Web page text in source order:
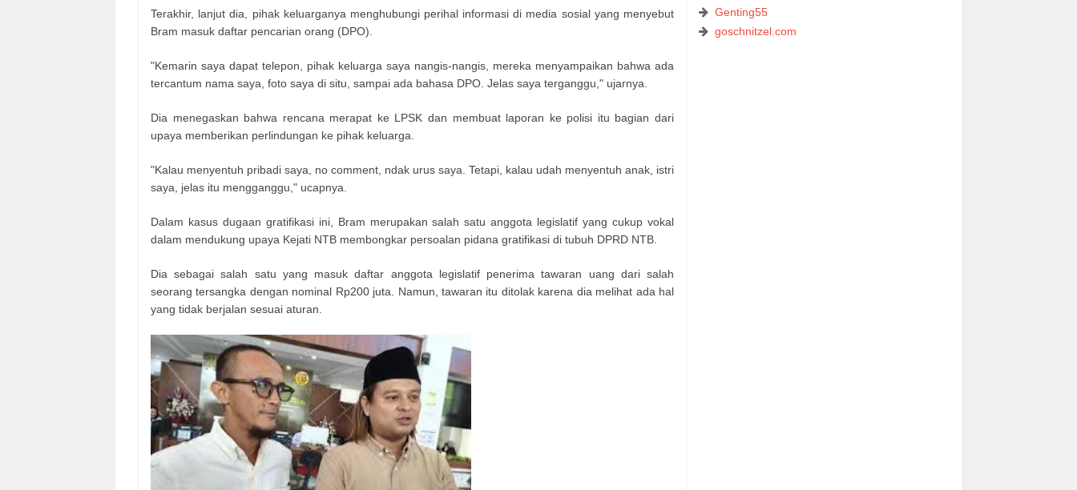
Terakhir, lanjut dia, pihak keluarganya menghubungi perihal informasi di media sosial yang menyebut
Bram masuk daftar pencarian orang (DPO).
"Kemarin saya dapat telepon, pihak keluarga saya nangis-nangis, mereka menyampaikan bahwa ada
tercantum nama saya, foto saya di situ, sampai ada bahasa DPO. Jelas saya terganggu," ujarnya.
Dia menegaskan bahwa rencana merapat ke LPSK dan membuat laporan ke polisi itu bagian dari
upaya memberikan perlindungan ke pihak keluarga.
"Kalau menyentuh pribadi saya, no comment, ndak urus saya. Tetapi, kalau udah menyentuh anak, istri
saya, jelas itu mengganggu," ucapnya.
Dalam kasus dugaan gratifikasi ini, Bram merupakan salah satu anggota legislatif yang cukup vokal
dalam mendukung upaya Kejati NTB membongkar persoalan pidana gratifikasi di tubuh DPRD NTB.
Dia sebagai salah satu yang masuk daftar anggota legislatif penerima tawaran uang dari salah
seorang tersangka dengan nominal Rp200 juta. Namun, tawaran itu ditolak karena dia melihat ada hal
yang tidak berjalan sesuai aturan.
Genting55
goschnitzel.com